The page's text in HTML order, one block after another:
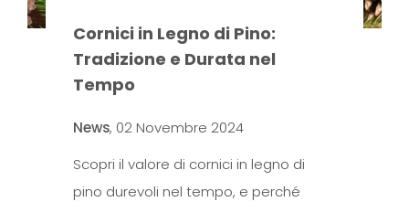
Cornici in Legno di Pino:
Tradizione e Durata nel
Tempo
News, 02 Novembre 2024
Scopri il valore di cornici in legno di
pino durevoli nel tempo, e perché